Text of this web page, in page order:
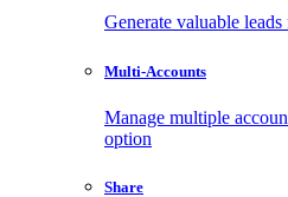
Generate valuable
Multi-Accounts
Manage multiple
option
Share